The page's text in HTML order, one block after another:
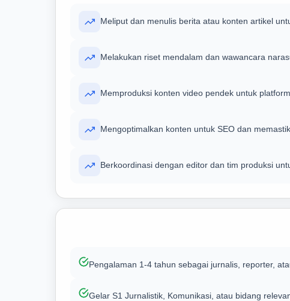
Meliput dan menulis berita atau konten artikel
Melakukan riset mendalam dan wawancara
Memproduksi konten video pendek untuk
Mengoptimalkan konten untuk SEO dan
Berkoordinasi dengan editor dan tim produksi
Pengalaman 1-4 tahun sebagai jurnalis, reporter,
Gelar S1 Jurnalistik, Komunikasi, atau bidang